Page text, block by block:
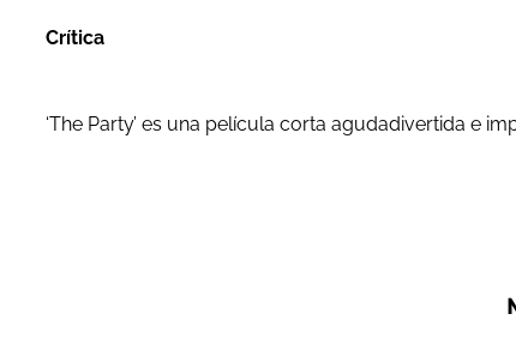
Crítica
‘The Party’ es una película corta agudadivertida e